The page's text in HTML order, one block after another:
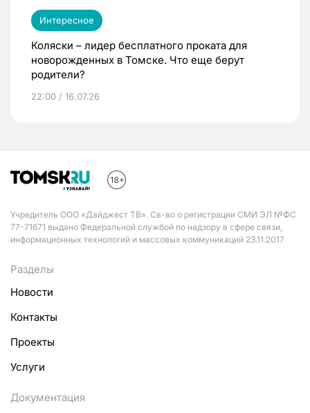
Интересное
Коляски – лидер бесплатного проката для
новорожденных в Томске. Что еще берут
родители?
22:00 / 16.07.26
Учредитель ООО «Дайджест ТВ». Св-во о регистрации СМИ ЭЛ №ФС
77-71671 выдано Федеральной службой по надзору в сфере связи,
информационных технологий и массовых коммуникаций 23.11.2017
Разделы
Новости
Контакты
Проекты
Услуги
Документация